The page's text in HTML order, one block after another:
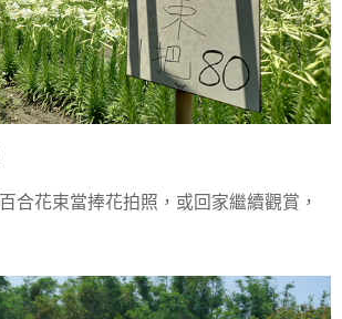
合花束當捧花拍照，或回家繼續觀賞，